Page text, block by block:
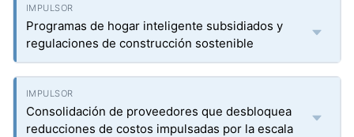
Programas de hogar inteligente subsidiados y
regulaciones de construcción sostenible
Consolidación de proveedores que desbloquea
reducciones de costos impulsadas por la escala